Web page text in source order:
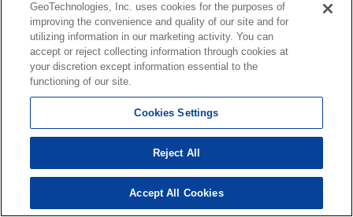
GeoTechnologies, Inc. uses cookies for the purposes of
improving the convenience and quality of our site and for
utilizing information in our marketing activity. You can
accept or reject collecting information through cookies at
your discretion except information essential to the
functioning of our site.
Cookies Settings
Reject All
Accept All Cookies